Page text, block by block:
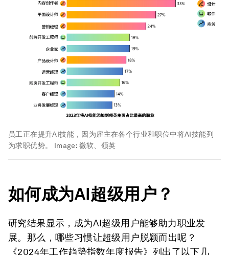
员工正在提升AI技能，因为雇主在各个行业和职位中将AI技能列
为求职优势。
Image: 微软、领英
如何成为AI超级用户？
研究结果显示，成为AI超级用户能够助力职业发
展。那么，哪些习惯让超级用户脱颖而出呢？
《2024年工作趋势指数年度报告》列出了以下几